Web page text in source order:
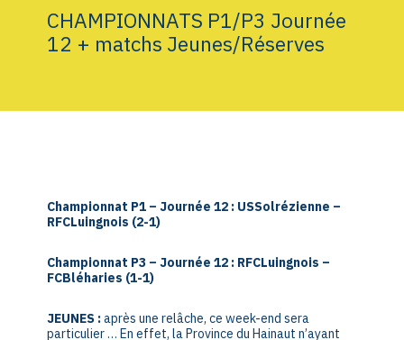
CHAMPIONNATS P1/P3 Journée
12 + matchs Jeunes/Réserves
Championnat P1 – Journée 12 : USSolrézienne –
RFCLuingnois (2-1)
Championnat P3 – Journée 12 : RFCLuingnois –
FCBléharies (1-1)
JEUNES :après une relâche, ce week-end sera
particulier … En effet, la Province du Hainaut n’ayant